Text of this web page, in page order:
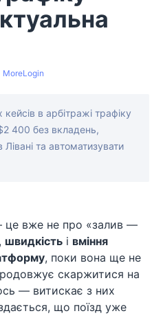
MoreLogin
в арбітражі трафіку
400 без вкладень,
та автоматизувати
це вже не про «залив —
, швидкість і вміння
, поки вона ще не
скаржитися на
— витискає з них
що поїзд уже